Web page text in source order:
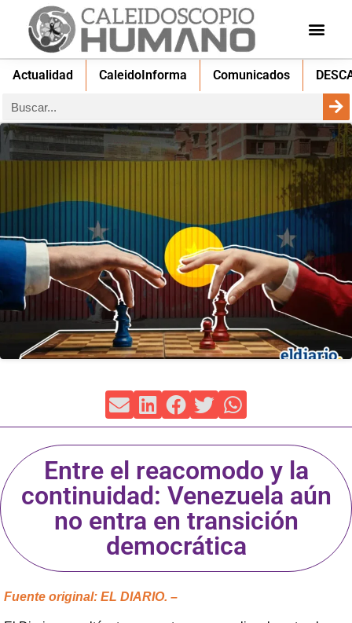
Actualidad CaleidoInforma Comunicados
Entre el reacomodo y la
continuidad: Venezuela aún
no entra en transición
democrática
Fuente original: EL DIARIO. –